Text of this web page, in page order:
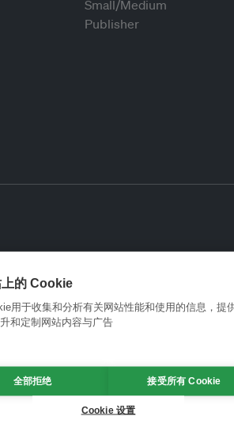
的 Cookie
用于收集和分析有关网站性能和使用的信息，提
和定制网站内容与广告
全部拒绝 接受所有 Cookie
Cookie 设置